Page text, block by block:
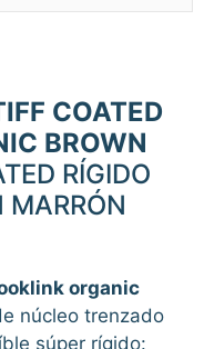
COATED
BROWN
RÍGIDO
MARRÓN
organic
núcleo trenzado
súper rígido: